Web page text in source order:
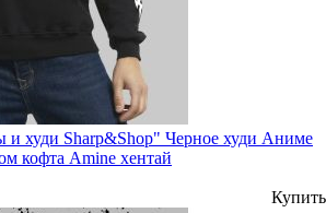
и худи Sharp&Shop" Черное худи Аниме
кофта Amine хентай
Купить